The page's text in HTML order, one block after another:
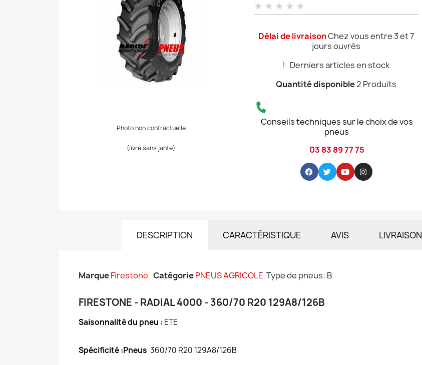
Photo non contractuelle
(livré sans jante)
★ ★ ★ ★ ★
Délai de livraisonChez vous entre 3 et 7
jours ouvrés
Derniers articles en stock
Quantité disponible2 Produits
Conseils techniques sur le choix de vos
pneus
03 83 89 77 75
DESCRIPTION CARACTÉRISTIQUE AVIS LIVRAISON
MarqueFirestone CatégoriePNEUS AGRICOLE Type de pneus: B
FIRESTONE - RADIAL 4000 - 360/70 R20 129A8/126B
Saisonnalité du pneu : ETE
Spécificité :Pneus 360/70 R20 129A8/126B